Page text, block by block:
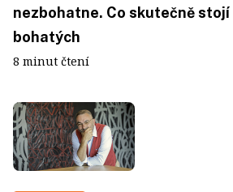
nezbohatne. Co skutečně
bohatých
8 minut čtení